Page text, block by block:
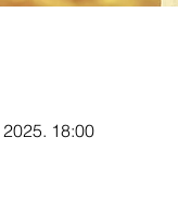
2025. 18:00